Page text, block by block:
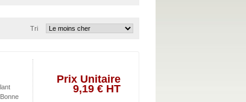
Tri
Prix Unitaire
9,19 € HT